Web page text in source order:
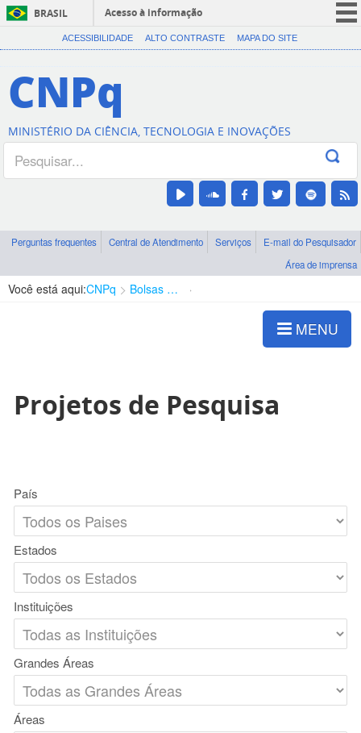
BRASIL
Acesso à informação
CORONAVÍRUS (COVID-19)
Canais
ACESSIBILIDADE ALTO CONTRASTE MAPA DO SITE
CNPq
MINISTÉRIO DA CIÊNCIA, TECNOLOGIA E INOVAÇÕES
Perguntas frequentes Central de Atendimento Serviços
E-mail do Pesquisador
Área de imprensa
Você está aqui:CNPq Bolsas e Auxílios Vigentes
MENU
Projetos de Pesquisa
País
Estados
Instituições
Grandes Áreas
Áreas